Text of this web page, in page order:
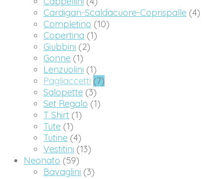
Cardigan-Scaldacuore-Coprispalle (4)
Completino (10)
Copertina (1)
Giubbini (2)
Gonne (1)
Lenzuolini (1)
Pagliaccetti (7)
Salopette (3)
Set Regalo (1)
T Shirt (1)
Tute (1)
Tutine (4)
Vestitini (13)
Neonato (59)
Bavaglini (3)